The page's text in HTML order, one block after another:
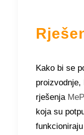
Kako bi se
rješenja
koja su